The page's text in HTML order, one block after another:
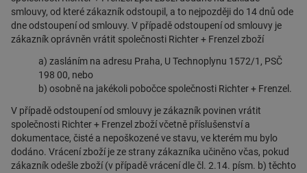
smlouvy, od které zákazník odstoupil, a to nejpozději do 14 dnů ode
dne odstoupení od smlouvy. V případě odstoupení od smlouvy je
zákazník oprávněn vrátit společnosti Richter + Frenzel zboží
a) zasláním na adresu Praha, U Technoplynu 1572/1, PSČ
198 00, nebo
b) osobně na jakékoli pobočce společnosti Richter + Frenzel.
V případě odstoupení od smlouvy je zákazník povinen vrátit
společnosti Richter + Frenzel zboží včetně příslušenství a
dokumentace, čisté a nepoškozené ve stavu, ve kterém mu bylo
dodáno. Vrácení zboží je ze strany zákazníka učiněno včas, pokud
zákazník odešle zboží (v případě vrácení dle čl. 2.14. písm. b) těchto